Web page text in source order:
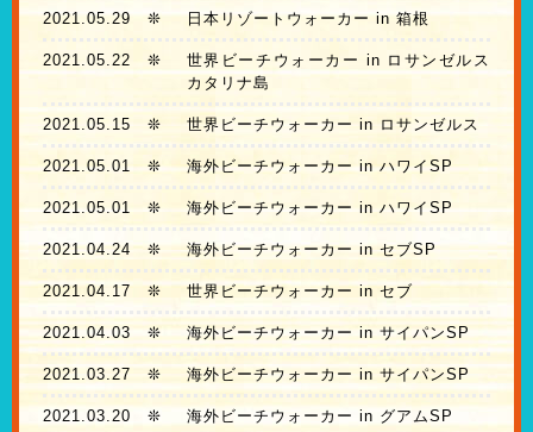
2021.05.29 ❊ 日本リゾートウォーカー in 箱根
2021.05.22 ❊
世界ビーチウォーカー in ロサンゼルス
カタリナ島
2021.05.15 ❊ 世界ビーチウォーカー in ロサンゼルス
2021.05.01❊ 海外ビーチウォーカー in ハワイSP
2021.05.01❊ 海外ビーチウォーカー in ハワイSP
2021.04.24 ❊ 海外ビーチウォーカー in セブSP
2021.04.17 ❊ 世界ビーチウォーカー in セブ
2021.04.03❊ 海外ビーチウォーカー in サイパンSP
2021.03.27 ❊ 海外ビーチウォーカー in サイパンSP
2021.03.20 ❊ 海外ビーチウォーカー in グアムSP